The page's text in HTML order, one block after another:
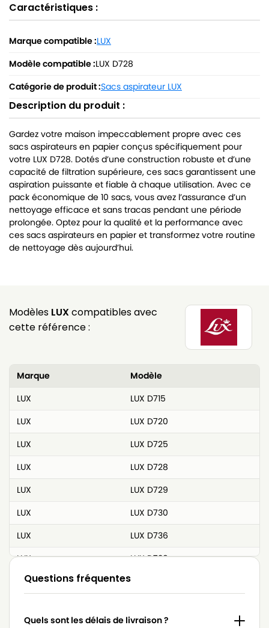
Caractéristiques :
Marque compatible :LUX
Modèle compatible :LUX D728
Catégorie de produit :Sacs aspirateur LUX
Description du produit :
Gardez votre maison impeccablement propre avec ces
sacs aspirateurs en papier conçus spécifiquement pour
votre LUX D728. Dotés d’une construction robuste et d’une
capacité de filtration supérieure, ces sacs garantissent une
aspiration puissante et fiable à chaque utilisation. Avec ce
pack économique de 10 sacs, vous avez l’assurance d’un
nettoyage efficace et sans tracas pendant une période
prolongée. Optez pour la qualité et la performance avec
ces sacs aspirateurs en papier et transformez votre routine
de nettoyage dès aujourd’hui.
Modèles LUXcompatibles avec
cette référence :
Marque
Modèle
LUX
LUX D715
LUX
LUX D720
LUX
LUX D725
LUX
LUX D728
LUX
LUX D729
LUX
LUX D730
LUX
LUX D736
LUX
LUX D738
LUX
LUX D739
Questions fréquentes
Quels sont les délais de livraison ?